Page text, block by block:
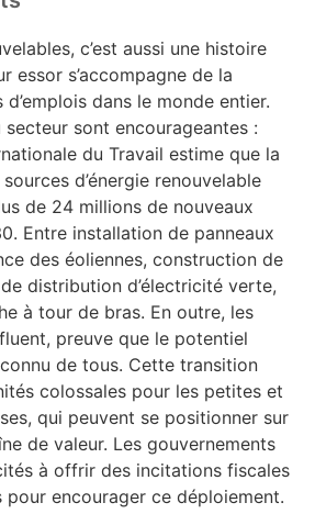
c’est aussi une histoire
essor s’accompagne de la
dans le monde entier.
sont encourageantes :
du Travail estime que la
d’énergie renouvelable
de 24 millions de nouveaux
Entre installation de panneaux
des éoliennes, construction de
distribution d’électricité verte,
à tour de bras. En outre, les
preuve que le potentiel
de tous. Cette transition
colossales pour les petites et
qui peuvent se positionner sur
de valeur. Les gouvernements
à offrir des incitations fiscales
encourager ce déploiement.